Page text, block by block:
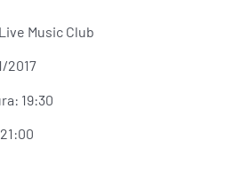
Music Club
2017
19:30